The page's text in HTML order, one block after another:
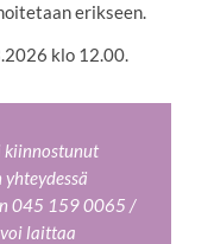
erikseen.
klo 12.00.
kiinnostunut
045 159 0065 /
laittaa